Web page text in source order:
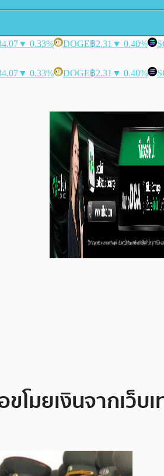
▼ 0.33% DOGE฿2.31 ▼ 0.40%
▼ 0.33% DOGE฿2.31 ▼ 0.40%
โมยเงินจากเว็บ